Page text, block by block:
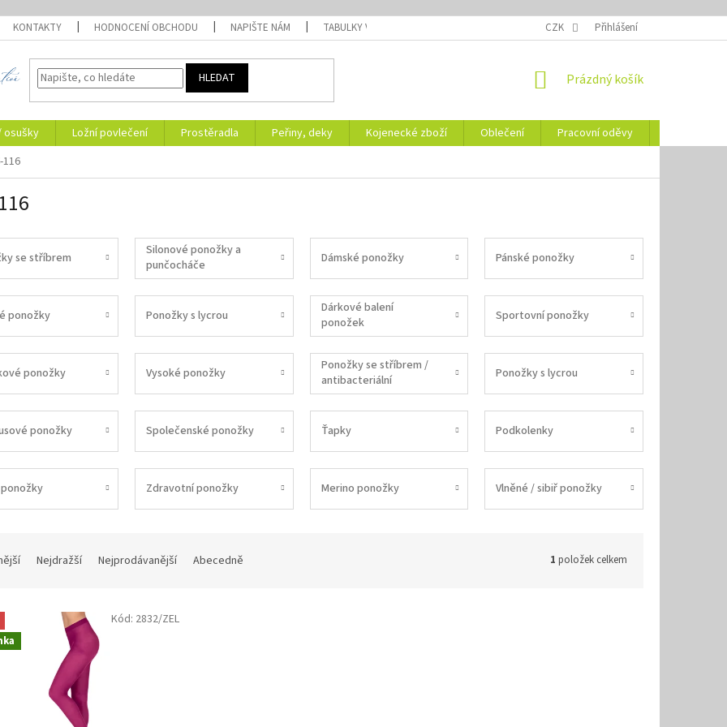
KONTAKTY HODNOCENÍ OBCHODU NAPIŠTE NÁM TABULKY VELIKOSTÍ NÁVODY NA ÚDRŽBU
CZK Přihlášení
HLEDAT
NÁKUPNÍ
Prázdný košík
osušky Ložní povlečení Prostěradla Peřiny, deky Kojenecké zboží Oblečení Pracovní oděvy
116
se stříbrem
Silonové ponožky a
punčocháče
Dámské ponožky Pánské ponožky
ponožky Ponožky s lycrou
Dárkové balení
ponožek
Sportovní ponožky
ponožky Vysoké ponožky
Ponožky se stříbrem /
antibacteriální
Ponožky s lycrou
ponožky Společenské ponožky Ťapky Podkolenky
Zdravotní ponožky Merino ponožky Vlněné / sibiř ponožky
Nejdražší Nejprodávanější Abecedně 1 položek celkem
Kód: 2832/ZEL